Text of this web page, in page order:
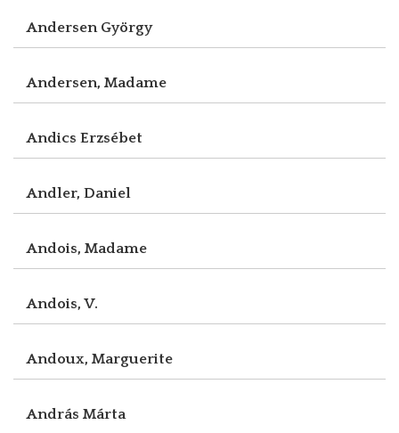
Andersen György
Andersen, Madame
Andics Erzsébet
Andler, Daniel
Andois, Madame
Andois, V.
Andoux, Marguerite
András Márta